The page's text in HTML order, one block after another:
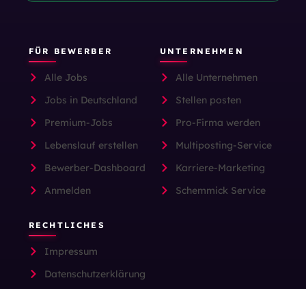
FÜR BEWERBER
Alle Jobs
Jobs in Deutschland
Premium-Jobs
Lebenslauf erstellen
Bewerber-Dashboard
Anmelden
UNTERNEHMEN
Alle Unternehmen
Stellen posten
Pro-Firma werden
Multiposting-Service
Karriere-Marketing
Schemmick Service
RECHTLICHES
Impressum
Datenschutzerklärung